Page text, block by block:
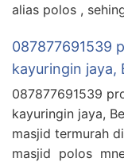
alias polos ,
087877691539
kayuringin jaya,
087877691539
kayuringin jaya,
masjid termurah
masjid polos